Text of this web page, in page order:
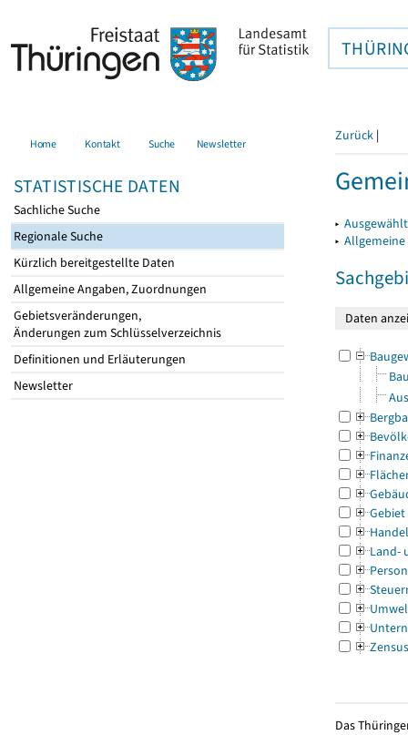
Home Kontakt Suche Newsletter
STATISTISCHE DATEN
Sachliche Suche
Regionale Suche
Kürzlich bereitgestellte Daten
Allgemeine Angaben, Zuordnungen
Gebietsveränderungen,
Änderungen zum Schlüsselverzeichnis
Definitionen und Erläuterungen
Newsletter
Zurück |
▸
▸
Gebiet
Land-
Zensus
Das